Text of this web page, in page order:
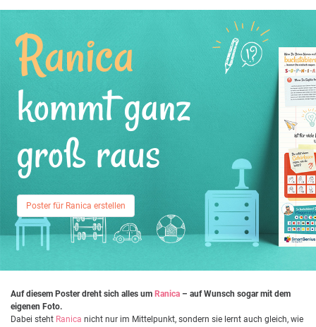
Ranica
kommt ganz
groß raus
Poster für Ranica erstellen
Auf diesem Poster dreht sich alles um Ranica – auf Wunsch sogar mit dem
eigenen Foto.
Dabei steht Ranica nicht nur im Mittelpunkt, sondern sie lernt auch gleich, wie